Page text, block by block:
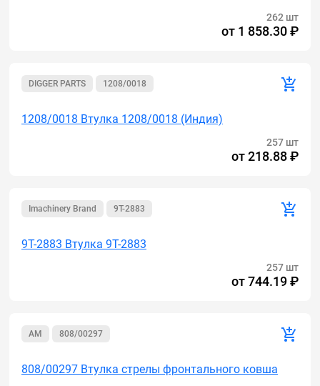
262 шт
от 1 858.30 ₽
DIGGER PARTS 1208/0018
1208/0018 Втулка 1208/0018 (Индия)
257 шт
от218.88 ₽
Imachinery Brand 9T-2883
9T-2883 Втулка 9T-2883
257 шт
от744.19 ₽
AM 808/00297
808/00297 Втулка стрелы фронтального ковша